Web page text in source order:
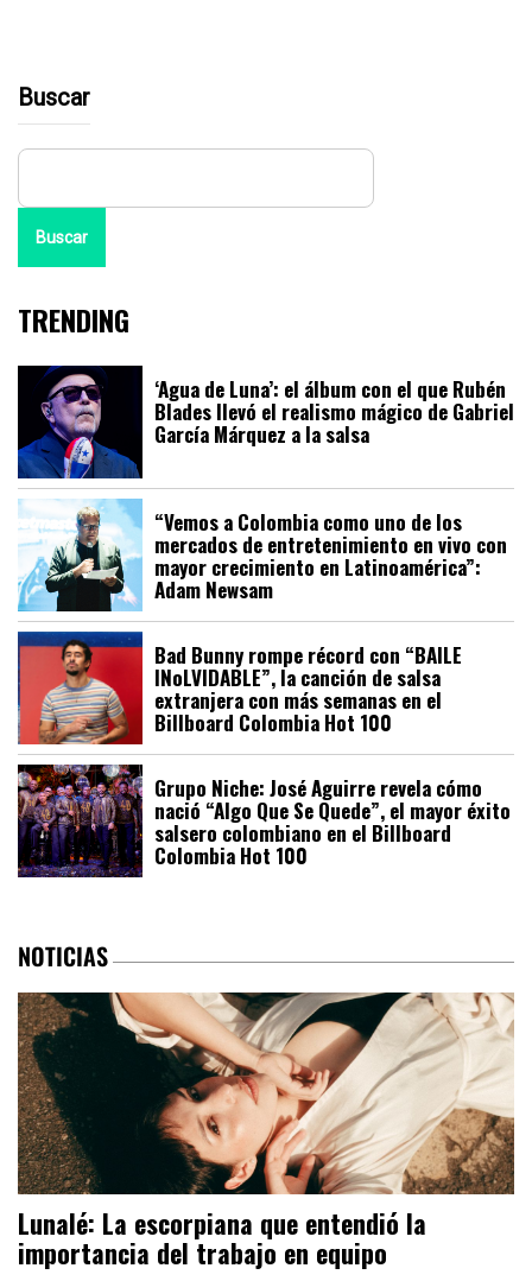
Buscar
Buscar
TRENDING
‘Agua de Luna’: el álbum con el que Rubén
Blades llevó el realismo mágico de Gabriel
García Márquez a la salsa
“Vemos a Colombia como uno de los
mercados de entretenimiento en vivo con
mayor crecimiento en Latinoamérica”:
Adam Newsam
Bad Bunny rompe récord con “BAILE
INoLVIDABLE”, la canción de salsa
extranjera con más semanas en el
Billboard Colombia Hot 100
Grupo Niche: José Aguirre revela cómo
nació “Algo Que Se Quede”, el mayor éxito
salsero colombiano en el Billboard
Colombia Hot 100
NOTICIAS
Lunalé: La escorpiana que entendió la
importancia del trabajo en equipo